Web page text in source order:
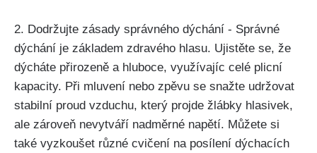
2. Dodržujte zásady správného dýchání ⁢- Správné⁢
dýchání ⁣je‌ základem ⁣zdravého hlasu. Ujistěte se, že
dýcháte přirozeně a hluboce, ‌využívajíc celé plicní‌
kapacity.‍ Při mluvení nebo zpěvu se snažte udržovat
stabilní proud vzduchu,⁣ který projde žlábky hlasivek,
ale zároveň nevytváří ⁤nadměrné napětí. Můžete si
také vyzkoušet různé cvičení⁣ na ⁢posílení dýchacích